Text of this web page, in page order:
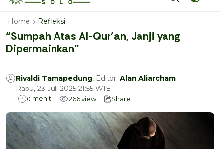
Home Refleksi
“Sumpah Atas Al-Qur’an, Janji yang
Dipermainkan”
Rivaldi Tamapedung, Editor: Alan Aliarcham
Rabu, 23 Juli 2025 21:55 WIB
0 menit 266view Share